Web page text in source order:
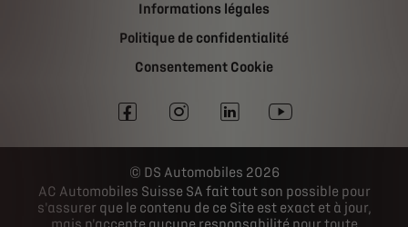
Informations légales
Politique de confidentialité
Consentement Cookie
DS Automobiles 2026
AC Automobiles Suisse SA fait tout son possible pour
s'assurer que le contenu de ce Site est exact et à jour,